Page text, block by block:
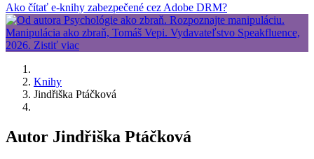
Ako čítať e-knihy zabezpečené cez Adobe DRM?
Knihy
Jindřiška Ptáčková
Autor Jindřiška Ptáčková